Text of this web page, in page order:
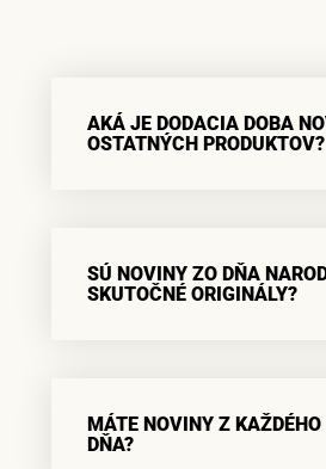
AKÁ JE DODACIA DOBA
OSTATNÝCH PRODUKTOV?
SÚ NOVINY ZO DŇA
SKUTOČNÉ ORIGINÁLY?
MÁTE NOVINY Z KAŽDÉHO
DŇA?